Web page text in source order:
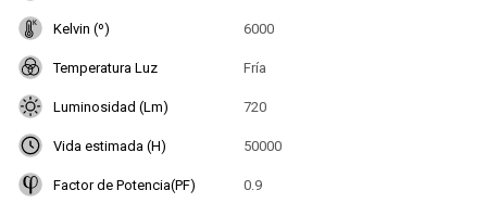
Kelvin (º) 6000
Temperatura Luz Fría
Luminosidad (Lm) 720
Vida estimada (H) 50000
Factor de Potencia(PF) 0.9